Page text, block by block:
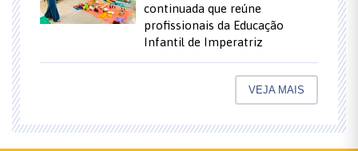
continuada que reúne
profissionais da Educação
Infantil de Imperatriz
VEJA MAIS